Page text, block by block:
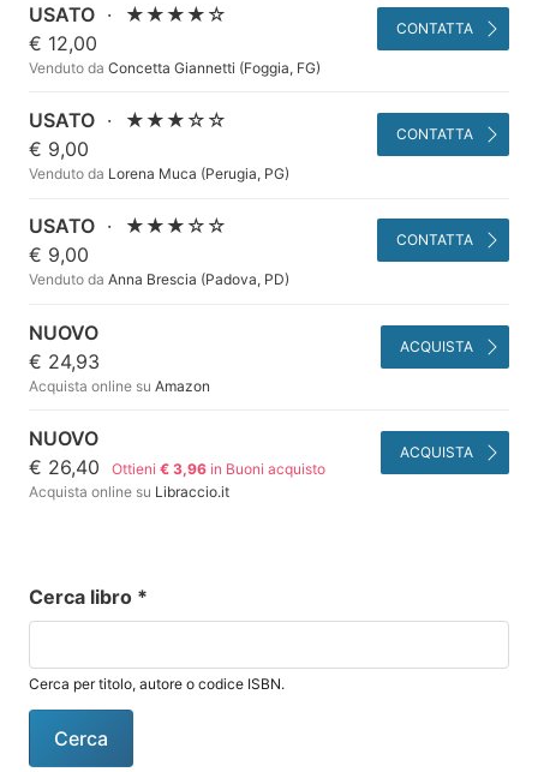
USATO ·
★★★★☆
€ 12,00
Venduto da Concetta Giannetti (Foggia, FG)
CONTATTA
USATO ·
★★★☆☆
€ 9,00
Venduto da Lorena Muca (Perugia, PG)
CONTATTA
USATO ·
★★★☆☆
€ 9,00
Venduto da Anna Brescia (Padova, PD)
CONTATTA
NUOVO
€ 24,93
Acquista online su Amazon
ACQUISTA
NUOVO
€ 26,40
Ottieni€ 3,96 in Buoni acquisto
Acquista online su Libraccio.it
ACQUISTA
Cerca libro *
Cerca per titolo, autore o codice ISBN.